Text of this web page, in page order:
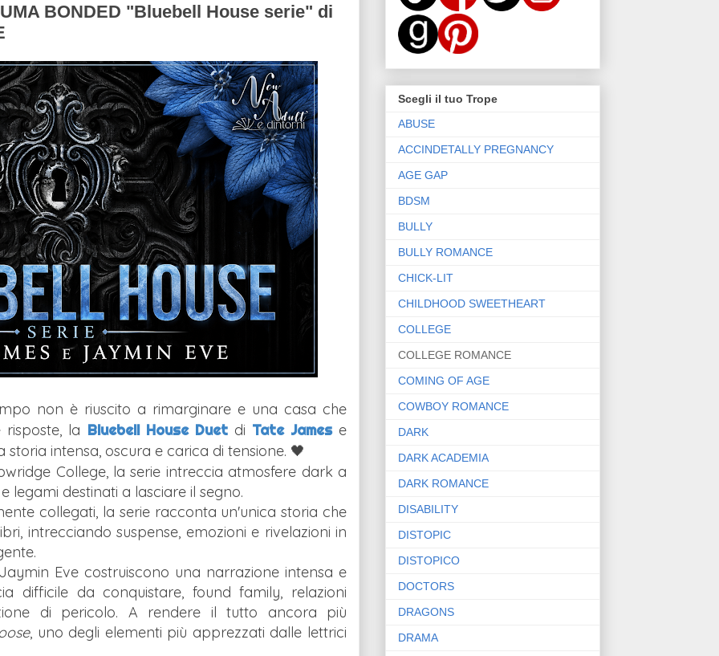
BONDED "Bluebell House serie" di
non è riuscito a rimarginare e una casa che
la Bluebell House Duetdi Tate Jamese
intensa, oscura e carica di tensione. 🖤
College, la serie intreccia atmosfere dark a
legami destinati a lasciare il segno.
collegati, la serie racconta un'unica storia che
intrecciando suspense, emozioni e rivelazioni in
Eve costruiscono una narrazione intensa e
difficile da conquistare, found family, relazioni
di pericolo. A rendere il tutto ancora più
, uno degli elementi più apprezzati dalle lettrici
Scegli il tuo Trope
ABUSE
ACCINDETALLY PREGNANCY
AGE GAP
BDSM
BULLY
BULLY ROMANCE
CHICK-LIT
CHILDHOOD SWEETHEART
COLLEGE
COLLEGE ROMANCE
COMING OF AGE
COWBOY ROMANCE
DARK
DARK ACADEMIA
DARK ROMANCE
DISABILITY
DISTOPIC
DISTOPICO
DOCTORS
DRAGONS
DRAMA